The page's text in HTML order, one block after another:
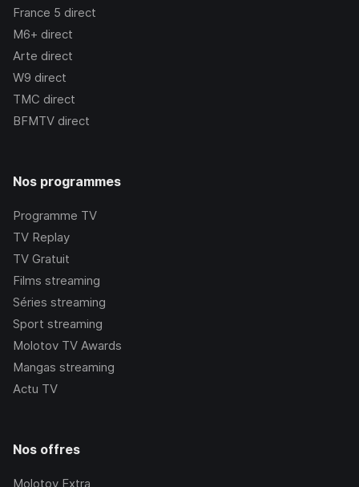
France 5 direct
M6+ direct
Arte direct
W9 direct
TMC direct
BFMTV direct
Nos programmes
Programme TV
TV Replay
TV Gratuit
Films streaming
Séries streaming
Sport streaming
Molotov TV Awards
Mangas streaming
Actu TV
Nos offres
Molotov Extra